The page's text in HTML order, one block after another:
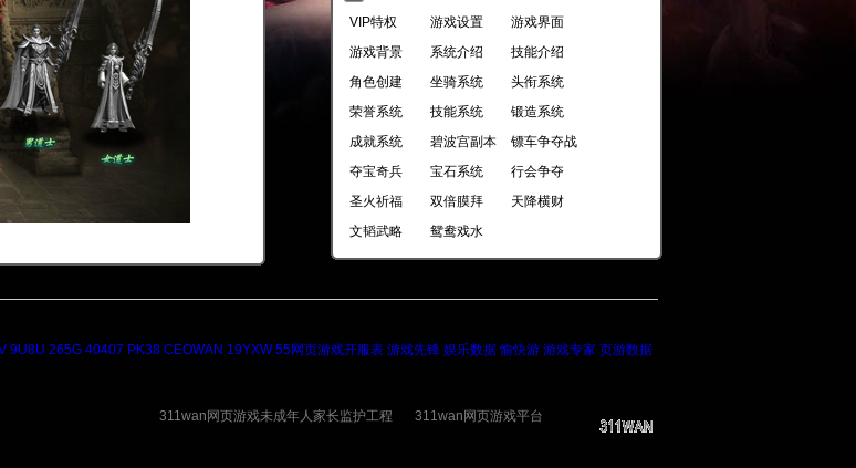
VIP特权 游戏设置
游戏界面
游戏背景
系统介绍
技能介绍
角色创建
坐骑系统
头衔系统
荣誉系统
技能系统
锻造系统
成就系统
碧波宫副本
镖车争夺战
夺宝奇兵
宝石系统
行会争夺
圣火祈福
双倍膜拜
天降横财
文韬武略
鸳鸯戏水
9U8U 265G 40407 PK38 CEOWAN 19YXW 55网页游戏开服表 游戏先锋 娱乐数据 愉快游 游戏专家 页游数据
311wan网页游戏未成年人家长监护工程 311wan网页游戏平台